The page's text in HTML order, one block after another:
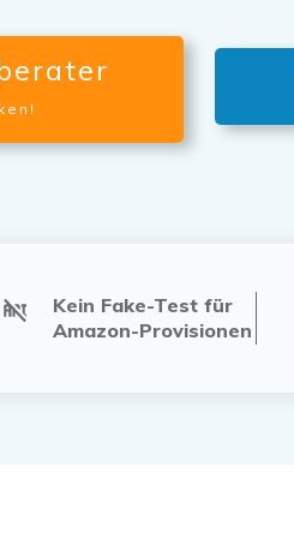
Kein Fake-Test für
Amazon-Provisionen